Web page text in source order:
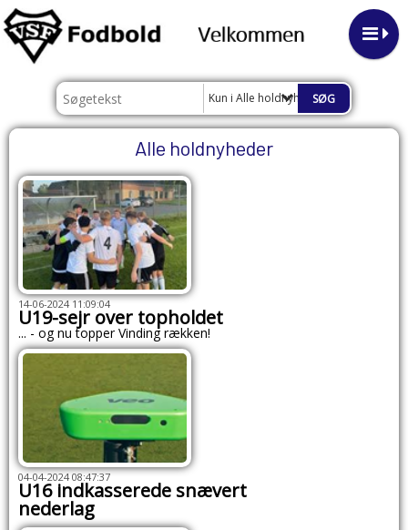
Kun i Alle holdnyheder
Alle holdnyheder
14-06-2024 11:09:04
U19-sejr over topholdet
... - og nu topper Vinding rækken!
04-04-2024 08:47:37
U16 indkasserede snævert
nederlag